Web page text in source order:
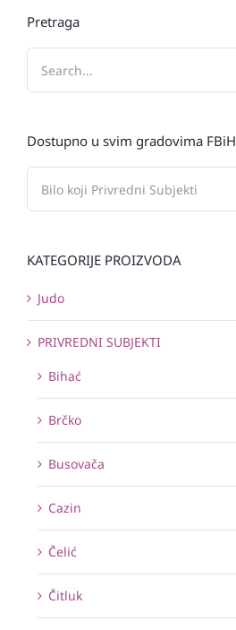
Pretraga
Dostupno u svim gradovima FBiH
KATEGORIJE PROIZVODA
Judo
PRIVREDNI SUBJEKTI
Bihać
Brčko
Busovača
Cazin
Čelić
Čitluk